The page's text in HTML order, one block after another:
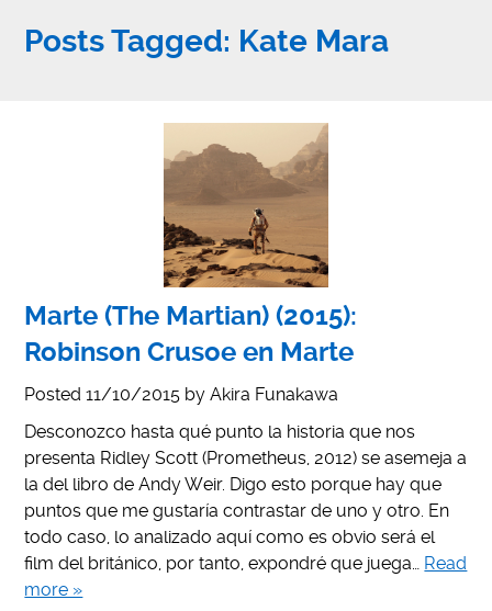
Posts Tagged: Kate Mara
Marte (The Martian) (2015):
Robinson Crusoe en Marte
Posted11/10/2015 byAkira Funakawa
Desconozco hasta qué punto la historia que nos
presenta Ridley Scott (Prometheus, 2012) se asemeja a
la del libro de Andy Weir. Digo esto porque hay que
puntos que me gustaría contrastar de uno y otro. En
todo caso, lo analizado aquí como es obvio será el
film del británico, por tanto, expondré que juega… Read
more »